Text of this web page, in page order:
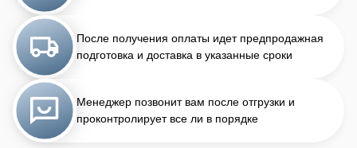
После получения оплаты идет предпродажная
подготовка и доставка в указанные сроки
Менеджер позвонит вам после отгрузки и
проконтролирует все ли в порядке